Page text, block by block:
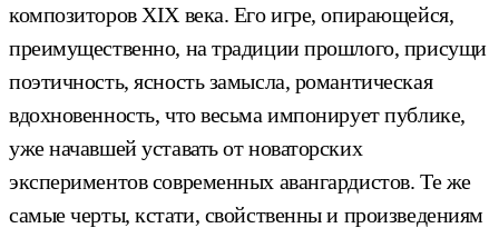
композиторов ХIХ века. Его игре, опирающейся,
преимущественно, на традиции прошлого, присущи
поэтичность, ясность замысла, романтическая
вдохновенность, что весьма импонирует публике,
уже начавшей уставать от новаторских
экспериментов современных авангардистов. Те же
самые черты, кстати, свойственны и произведениям